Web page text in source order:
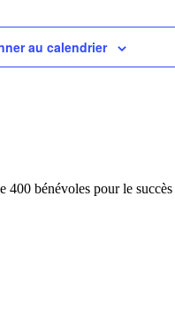
au calendrier
400 bénévoles pour le